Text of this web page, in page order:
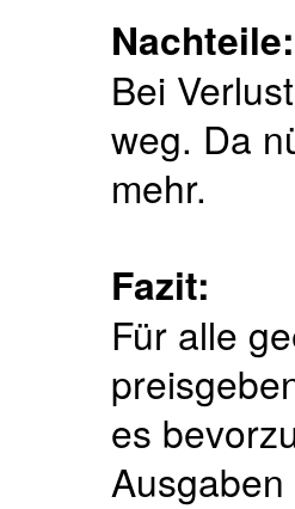
Nachteile:
Bei
weg. Da
mehr.
Fazit:
Für alle
es